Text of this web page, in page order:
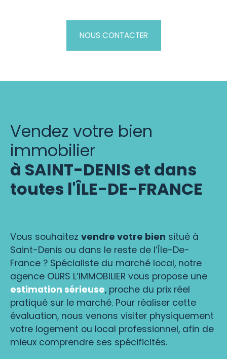
NOUS CONTACTER
Vendez votre bien
immobilier
à SAINT-DENIS et dans
toutes l'ÎLE-DE-FRANCE
Vous souhaitez vendre votre bien situé à
Saint-Denis ou dans le reste de l’Île-De-
France ? Spécialiste du marché local, notre
agence OURS L’IMMOBILIER vous propose une
estimation sérieuse, proche du prix réel
pratiqué sur le marché. Pour réaliser cette
évaluation, nous venons visiter physiquement
votre logement ou local professionnel, afin de
mieux comprendre ses spécificités.